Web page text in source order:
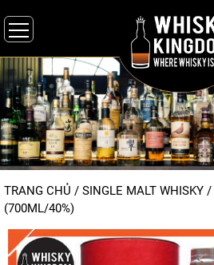
TRANG CHỦ / SINGLE MALT WHISKY /
(700ML/40%)